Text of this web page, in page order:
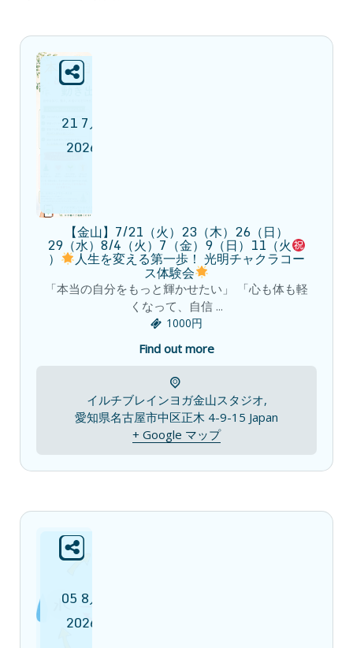
21 7月
2026
【金山】7/21（火）23（木）26（日）
29（水）8/4（火）7（金）9（日）11（火
） 人生を変える第一歩！ 光明チャクラコー
ス体験会
「本当の自分をもっと輝かせたい」 「心も体も軽
くなって、自信 ...
1000円
Find out more
イルチブレインヨガ金山スタジオ,
愛知県名古屋市中区正木 4-9-15 Japan
+ Google マップ
05 8月
2026